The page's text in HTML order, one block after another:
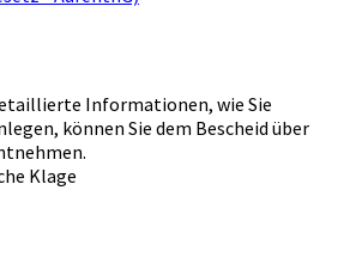
Informationen, wie Sie
können Sie dem Bescheid über
Klage